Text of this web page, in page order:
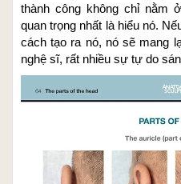
thành công không chỉ nằm
quan trọng nhất là hiểu nó.
cách tạo ra nó, nó sẽ mang
nghệ sĩ, rất nhiều sự tự do